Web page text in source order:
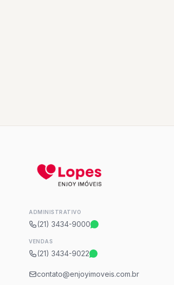
ADMINISTRATIVO
(21) 3434-9000
VENDAS
(21) 3434-9022
contato@enjoyimoveis.com.br